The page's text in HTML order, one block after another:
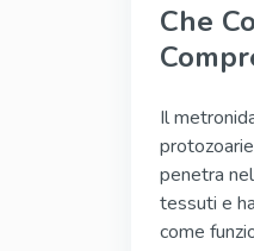
Che
Il
penetra
tessuti e
come